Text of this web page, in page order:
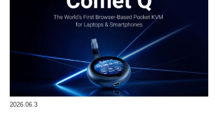
2026.06.3